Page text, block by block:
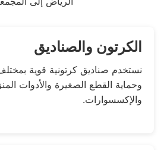
الكرتون والصناديق
نستخدم صناديق كرتونية قوية
وحماية القطع الصغيرة والأدوات
والإكسسوارات.